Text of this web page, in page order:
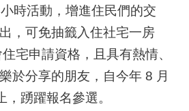
小時活動，增進住民們的交
，可免抽籤入住社宅一房
宅申請資格，且具有熱情、
於分享的朋友，自今年8 月
，踴躍報名參選。